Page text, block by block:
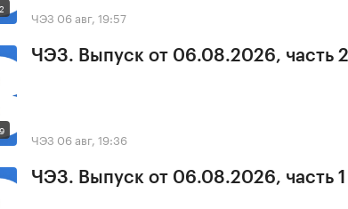
ЧЭЗ 06 авг, 19:57
ЧЭЗ. Выпуск от 06.08.2026, часть 2
ЧЭЗ 06 авг, 19:36
ЧЭЗ. Выпуск от 06.08.2026, часть 1